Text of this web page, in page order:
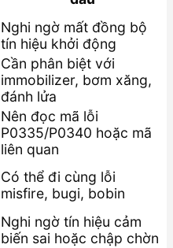
Nghi ngờ mất đồng bộ
tín hiệu khởi động
Cần phân biệt với
immobilizer, bơm xăng,
đánh lửa
Nên đọc mã lỗi
P0335/P0340 hoặc mã
liên quan
Có thể đi cùng lỗi
misfire, bugi, bobin
Nghi ngờ tín hiệu cảm
biến sai hoặc chập chờn